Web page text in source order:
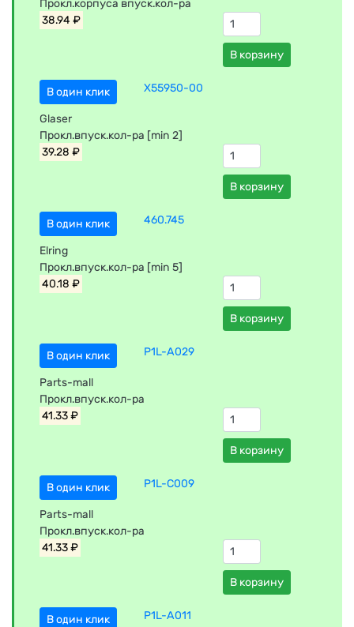
Прокл.корпуса впуск.кол-ра
38.94 ₽
В корзину
В один клик X55950-00
Glaser
Прокл.впуск.кол-ра [min 2]
39.28 ₽
В корзину
В один клик 460.745
Elring
Прокл.впуск.кол-ра [min 5]
40.18 ₽
В корзину
В один клик P1L-A029
Parts-mall
Прокл.впуск.кол-ра
41.33 ₽
В корзину
В один клик P1L-C009
Parts-mall
Прокл.впуск.кол-ра
41.33 ₽
В корзину
В один клик P1L-A011